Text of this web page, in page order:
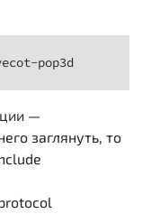
pop3d
—
заглянуть, то